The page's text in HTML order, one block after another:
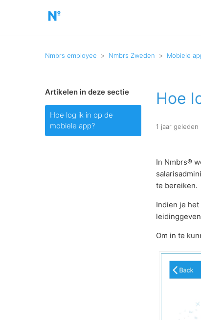
Nmbrs employee Nmbrs Zweden Mobiele
Artikelen in deze sectie
Hoe log ik in op de
mobiele app?
Hoe
1 jaar geleden
In Nmbrs®
te bereiken.
Indien je
Om in te